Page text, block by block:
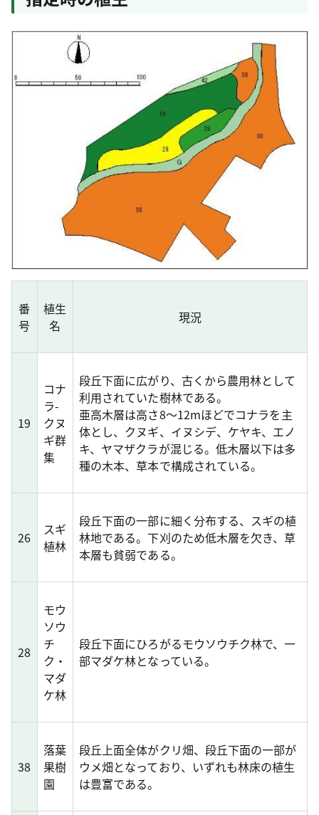
番
号
植生
名
現況
19
コナ
ラ-
クヌ
ギ群
集
段丘下面に広がり、古くから農用林として
利用されていた樹林である。
亜高木層は高さ8～12mほどでコナラを主
体とし、クヌギ、イヌシデ、ケヤキ、エノ
キ、ヤマザクラが混じる。低木層以下は多
種の木本、草本で構成されている。
26
スギ
植林
段丘下面の一部に細く分布する、スギの植
林地である。下刈のため低木層を欠き、草
本層も貧弱である。
28
モウ
ソウ
チ
ク・
マダ
ケ林
段丘下面にひろがるモウソウチク林で、一
部マダケ林となっている。
38
落葉
果樹
園
段丘上面全体がクリ畑、段丘下面の一部が
ウメ畑となっており、いずれも林床の植生
は豊富である。